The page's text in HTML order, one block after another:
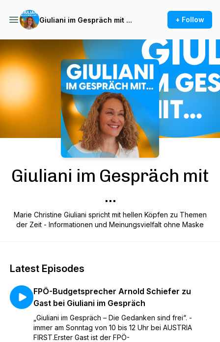
Giuliani im Gespräch mit ... + Follow
Podcast Background Image
Giuliani im Gespräch mit
...
Marie Christine Giuliani spricht mit hellen Köpfen zu Themen
der Zeit - Informationen und Meinungsvielfalt ohne Maske
Latest Episodes
FPÖ-Budgetsprecher Arnold Schiefer zu
Gast bei Giuliani im Gespräch
„Giuliani im Gespräch – Die Gedanken sind frei“. -
immer am Sonntag von 10 bis 12 Uhr bei AUSTRIA
FIRST.Erster Gast ist der FPÖ-